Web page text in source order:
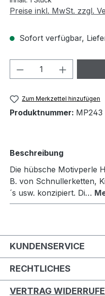
Preise inkl. MwSt. zzgl.
Sofort verfügbar,
Produkt Anzahl:
Zum Merkzettel hinzufügen
Produktnummer: MP243
Beschreibung
Die hübsche Motivperle
B. von Schnullerketten,
´s usw. konzipiert. Di…
KUNDENSERVICE
RECHTLICHES
VERTRAG